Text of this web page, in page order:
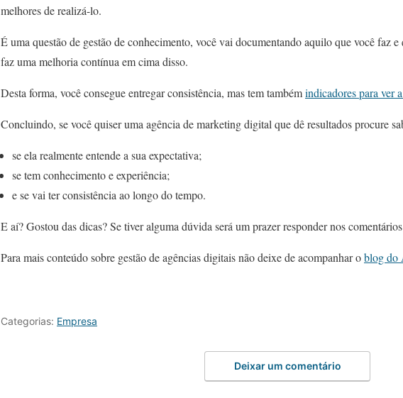
melhores de realizá-lo.
É uma questão de gestão de conhecimento, você vai documentando aquilo que você faz
faz uma melhoria contínua em cima disso.
Desta forma, você consegue entregar consistência, mas tem tambémindicadores para ver
Concluindo, se você quiser uma agência de marketing digital que dê resultados procure
se ela realmente entende a sua expectativa;
se tem conhecimento e experiência;
e se vai ter consistência ao longo do tempo.
E aí? Gostou das dicas? Se tiver alguma dúvida será um prazer responder nos
Para mais conteúdo sobre gestão de agências digitais não deixe de acompanhar oblog do
Categorias: Empresa
Deixar um comentário